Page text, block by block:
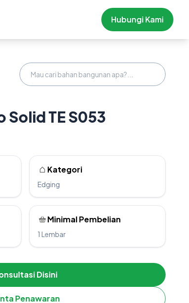
Hubungi Kami
Solid TE S053
Kategori
Edging
Minimal Pembelian
1 Lembar
Disini
Penawaran